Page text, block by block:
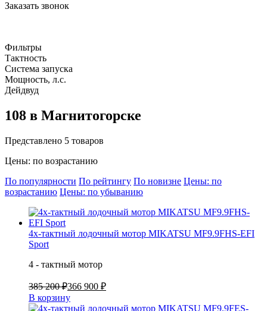
Заказать звонок
Фильтры
Тактность
Система запуска
Мощность, л.с.
Дейдвуд
108 в Магнитогорске
Представлено 5 товаров
Цены: по возрастанию
По популярности По рейтингу По новизне Цены: по
возрастанию Цены: по убыванию
4х-тактный лодочный мотор MIKATSU MF9.9FHS-EFI
Sport
4 - тактный мотор
385 200 ₽366 900 ₽
В корзину